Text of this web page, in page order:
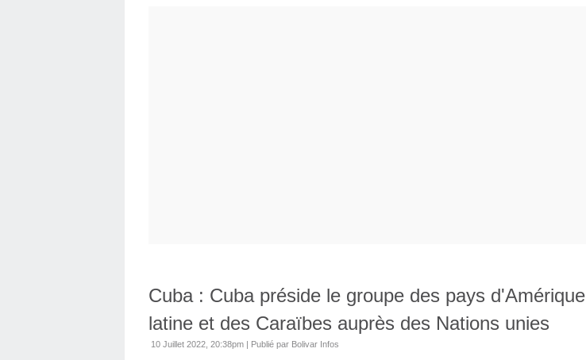
Cuba : Cuba préside le groupe des pays d'Amérique
latine et des Caraïbes auprès des Nations unies
10 Juillet 2022, 20:38pm | Publié par Bolivar Infos